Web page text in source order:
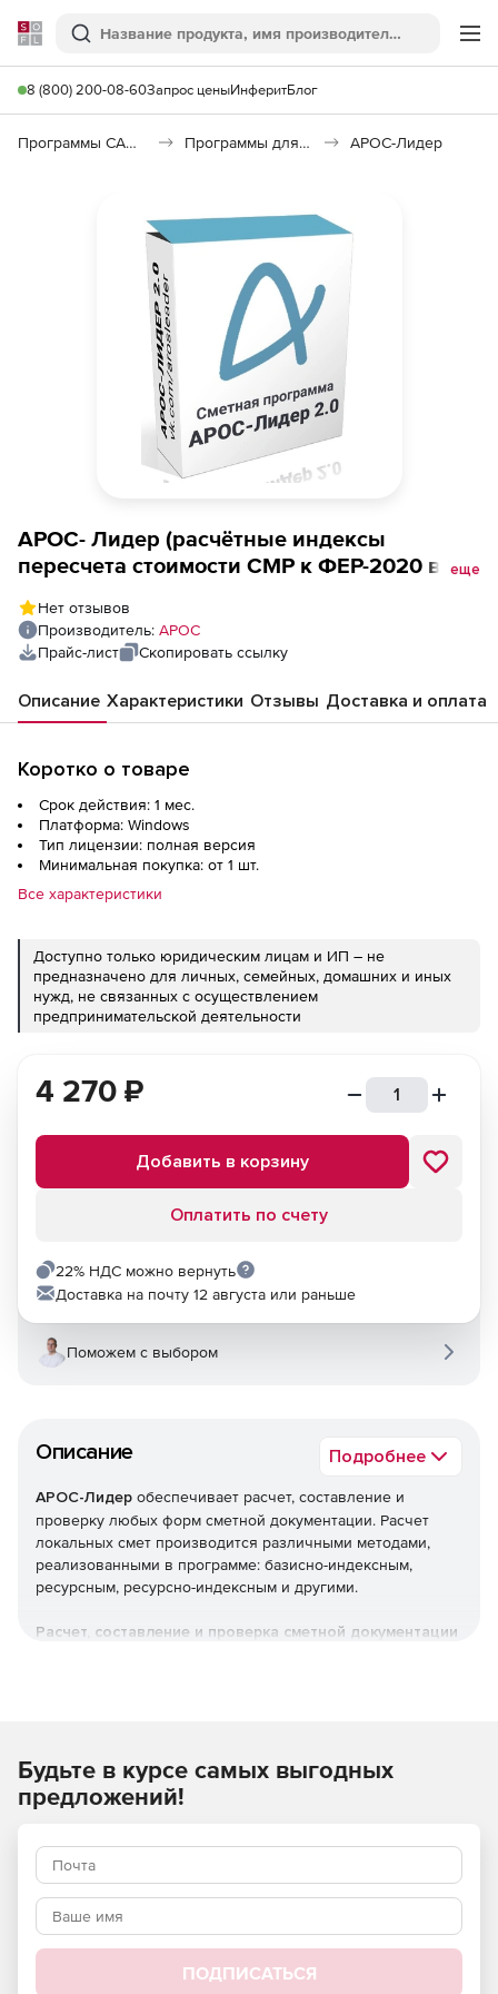
Softline
Поиск
8 (800) 200-08-60Запрос ценыИнферитБлог
Программы САПР и ГИС Программы для документооборота АРОС-Лидер
АРОС- Лидер (расчётные индексы
пересчета стоимости СМР к ФЕР-2020 в
Стройинформресурс за 1 месяц),
Кировская область 1-е рабочее место
еще
Нет отзывов
Производитель: АРОС
Прайс-лист
Скопировать ссылку
Описание Характеристики Отзывы Доставка и оплата
Коротко о товаре
Срок действия: 1 мес.
Платформа: Windows
Тип лицензии: полная версия
Минимальная покупка: от 1 шт.
Все характеристики
Доступно только юридическим лицам и ИП – не
предназначено для личных, семейных, домашних и иных
нужд, не связанных с осуществлением
предпринимательской деятельности
Описание Подробнее
АРОС-Лидер обеспечивает расчет, составление и
проверку любых форм сметной документации. Расчет
локальных смет производится различными методами,
реализованными в программе: базисно-индексным,
ресурсным, ресурсно-индексным и другими.
Расчет, составление и проверка сметной документации
Сводные сметные расчеты.
Акты выполненных работ КС-2.
Журнал учета выполненных работ КС-6.
4 270 ₽
Добавить в корзину
Оплатить по счету
22% НДС можно вернуть
Доставка на почту 12 августа или раньше
Поможем с выбором
Будьте в курсе самых выгодных
предложений!
ПОДПИСАТЬСЯ